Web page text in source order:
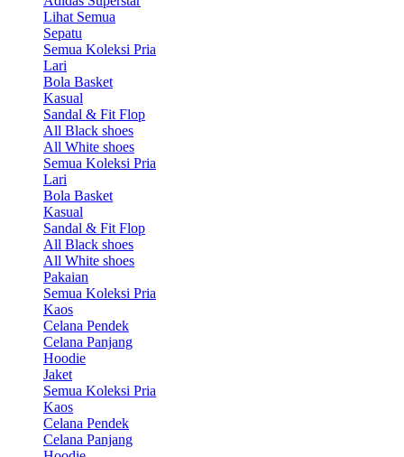
Lihat Semua
Sepatu
Semua Koleksi Pria
Lari
Bola Basket
Kasual
Sandal & Fit Flop
All Black shoes
All White shoes
Semua Koleksi Pria
Lari
Bola Basket
Kasual
Sandal & Fit Flop
All Black shoes
All White shoes
Pakaian
Semua Koleksi Pria
Kaos
Celana Pendek
Celana Panjang
Hoodie
Jaket
Semua Koleksi Pria
Kaos
Celana Pendek
Celana Panjang